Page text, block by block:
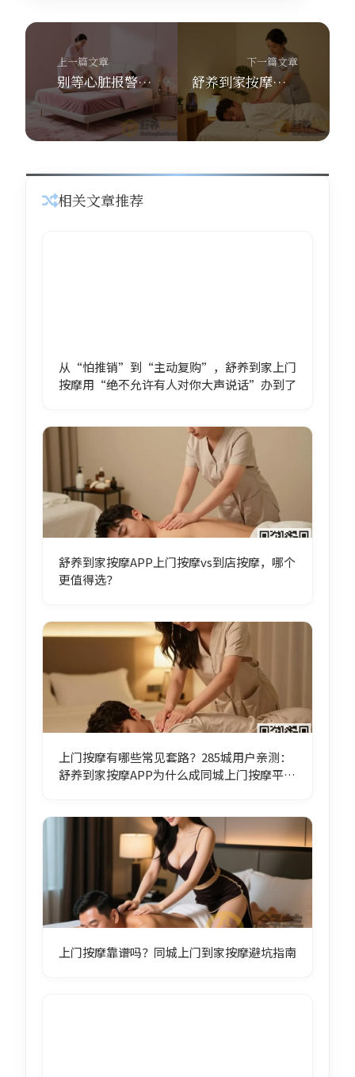
上一篇文章
别等心脏报警！试试舒养到家按摩的同城按摩，在家享受专业SPA感
下一篇文章
舒养到家按摩：上门SPA是正规享受还是隐藏套路？揭秘真相！
相关文章推荐
从“怕推销”到“主动复购”，舒养到家上门
按摩用“绝不允许有人对你大声说话”办到了
舒养到家按摩APP上门按摩vs到店按摩，哪个
更值得选？
上门按摩有哪些常见套路？285城用户亲测：
舒养到家按摩APP为什么成同城上门按摩平台
上门按摩靠谱吗？同城上门到家按摩避坑指南